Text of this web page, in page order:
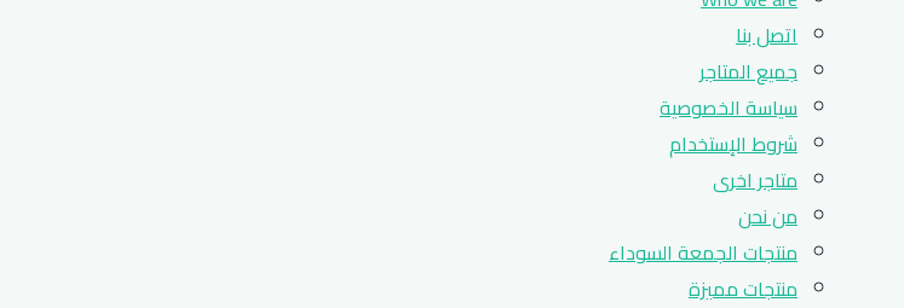
اتصل بنا
جميع المتاجر
سياسة الخصوصية
شروط الإستخدام
متاجر اخرى
من نحن
منتجات الجمعة السوداء
منتجات مميزة